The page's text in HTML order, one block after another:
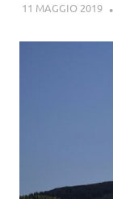
11 MAGGIO 2019